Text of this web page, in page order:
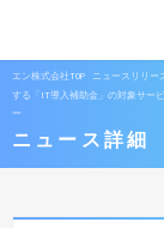
エン株式会社TOP ニュースリリー
する「IT導入補助金」の対象サー
ー
ニュース詳細